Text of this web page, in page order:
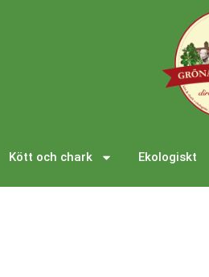
Kött och chark Ekologiskt